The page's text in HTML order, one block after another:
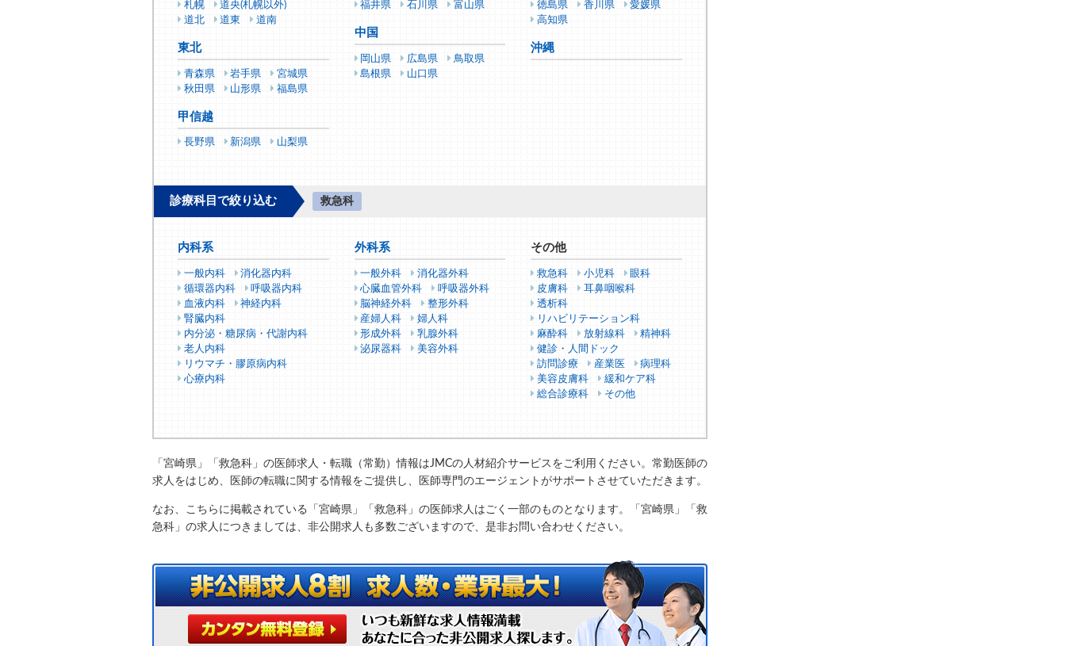
札幌
道央(札幌以外)
道北
道東 道南
東北
青森県 岩手県
宮城県
秋田県
山形県 福島県
甲信越
長野県 新潟県 山梨県
福井県 石川県 富山県
中国
岡山県 広島県
鳥取県
島根県
山口県
徳島県 香川県
愛媛県
高知県
沖縄
診療科目で絞り込む 救急科
内科系
一般内科
消化器内科
循環器内科
呼吸器内科
血液内科
神経内科
腎臓内科
内分泌・糖尿病・代謝内科
老人内科
リウマチ・膠原病内科
心療内科
外科系
一般外科
消化器外科
心臓血管外科
呼吸器外科
脳神経外科
整形外科
産婦人科
婦人科
形成外科
乳腺外科
泌尿器科
美容外科
その他
救急科 小児科
眼科
皮膚科
耳鼻咽喉科
透析科
リハビリテーション科
麻酔科
放射線科
精神科
健診・人間ドック
訪問診療
産業医
病理科
美容皮膚科
緩和ケア科
総合診療科
その他
「宮崎県」「救急科」の医師求人・転職（常勤）情報はJMCの人材紹介サービスをご利用ください。常勤医師の
求人をはじめ、医師の転職に関する情報をご提供し、医師専門のエージェントがサポートさせていただきます。
なお、こちらに掲載されている「宮崎県」「救急科」の医師求人はごく一部のものとなります。「宮崎県」「救
急科」の求人につきましては、非公開求人も多数ございますので、是非お問い合わせください。